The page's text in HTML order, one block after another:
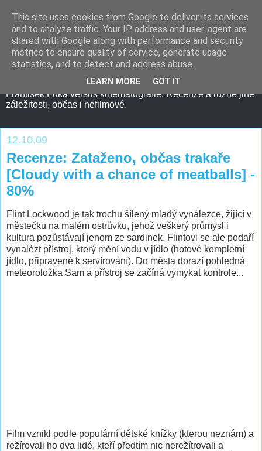
František Fuka versus kinematografie. Recenze a různé jiné
záležitosti, občas i nefilmové.
12.10.09
Recenze: Zataženo, občas trakaře
[Cloudy with a chance of meatballs] -
80%
Flint Lockwood je tak trochu šílený mladý vynálezce, žijící v
městečku na malém ostrůvku, jehož veškerý průmysl i
kultura pozůstávají jenom ze sardinek. Flintovi se ale podaří
vynalézt přístroj, který mění vodu v jídlo (hotové kompletní
jídlo, připravené k servírování). Do města dorazí pohledná
meteoroložka Sam a přístroj se začíná vymykat kontrole...
Film vznikl podle populární dětské knížky (kterou neznám) a
režírovali ho dva lidé, kteří předtím nic nerežítrovali a
This site uses cookies from Google to deliver its services
and to analyze traffic. Your IP address and user-agent are
shared with Google along with performance and security
metrics to ensure quality of service, generate usage
statistics, and to detect and address abuse.
LEARN MORE GOT IT